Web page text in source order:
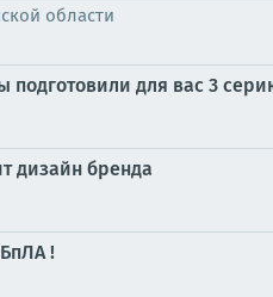
области
для вас 3
дизайн бренда
!